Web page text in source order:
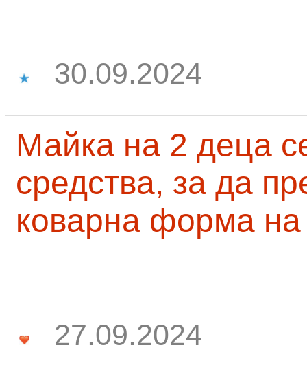
30.09.2024
Майка на 2 деца
средства, за да
коварна форма на
27.09.2024